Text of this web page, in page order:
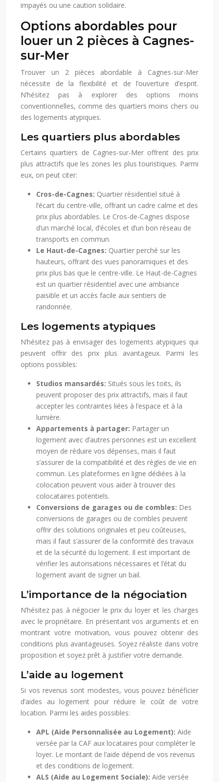
impayés ou une caution solidaire.
Options abordables pour
louer un 2 pièces à Cagnes-
sur-Mer
Trouver un 2 pièces abordable à Cagnes-sur-Mer
nécessite de la flexibilité et de l’ouverture d’esprit.
N’hésitez pas à explorer des options moins
conventionnelles, comme des quartiers moins chers ou
des logements atypiques.
Les quartiers plus abordables
Certains quartiers de Cagnes-sur-Mer offrent des prix
plus attractifs que les zones les plus touristiques. Parmi
eux, on peut citer:
Cros-de-Cagnes: Quartier résidentiel situé à
l’écart du centre-ville, offrant un cadre calme et des
prix plus abordables. Le Cros-de-Cagnes dispose
d’un marché local, d’écoles et d’un bon réseau de
transports en commun.
Le Haut-de-Cagnes: Quartier perché sur les
hauteurs, offrant des vues panoramiques et des
prix plus bas que le centre-ville. Le Haut-de-Cagnes
est un quartier résidentiel avec une ambiance
paisible et un accès facile aux sentiers de
randonnée.
Les logements atypiques
N’hésitez pas à envisager des logements atypiques qui
peuvent offrir des prix plus avantageux. Parmi les
options possibles:
Studios mansardés: Situés sous les toits, ils
peuvent proposer des prix attractifs, mais il faut
accepter les contraintes liées à l’espace et à la
lumière.
Appartements à partager: Partager un
logement avec d’autres personnes est un excellent
moyen de réduire vos dépenses, mais il faut
s’assurer de la compatibilité et des règles de vie en
commun. Les plateformes en ligne dédiées à la
colocation peuvent vous aider à trouver des
colocataires potentiels.
Conversions de garages ou de combles: Des
conversions de garages ou de combles peuvent
offrir des solutions originales et peu coûteuses,
mais il faut s’assurer de la conformité des travaux
et de la sécurité du logement. Il est important de
vérifier les autorisations nécessaires et l’état du
logement avant de signer un bail.
L’importance de la négociation
N’hésitez pas à négocier le prix du loyer et les charges
avec le propriétaire. En présentant vos arguments et en
montrant votre motivation, vous pouvez obtenir des
conditions plus avantageuses. Soyez réaliste dans votre
proposition et soyez prêt à justifier votre demande.
L’aide au logement
Si vos revenus sont modestes, vous pouvez bénéficier
d’aides au logement pour réduire le coût de votre
location. Parmi les aides possibles:
APL (Aide Personnalisée au Logement): Aide
versée par la CAF aux locataires pour compléter le
loyer. Le montant de l’aide dépend de vos revenus
et des conditions de logement.
ALS (Aide au Logement Sociale): Aide versée